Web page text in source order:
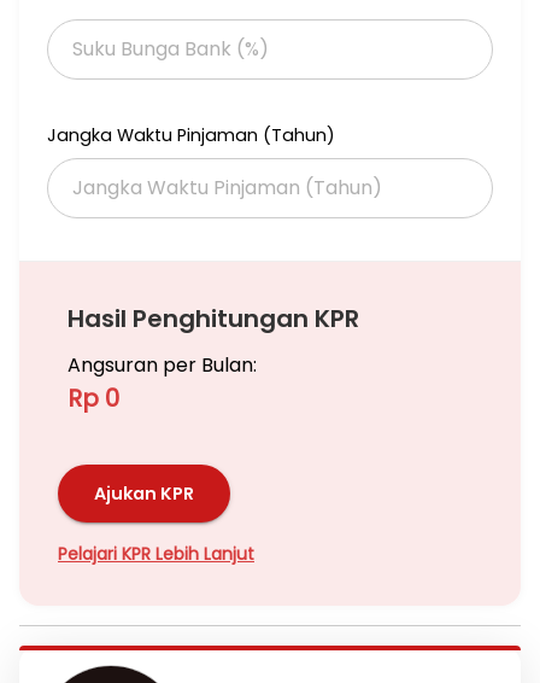
Jangka Waktu Pinjaman (Tahun)
Hasil Penghitungan KPR
Angsuran per Bulan:
Rp 0
Ajukan KPR
Pelajari KPR Lebih Lanjut